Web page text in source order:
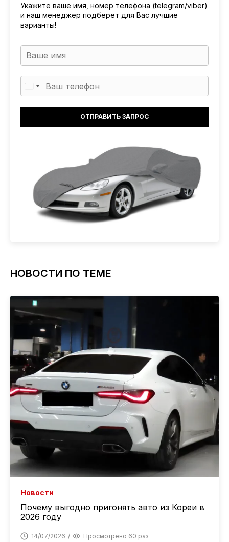
Укажите ваше имя, номер телефона (telegram/viber)
и наш менеджер подберет для Вас лучшие
варианты!
НОВОСТИ ПО ТЕМЕ
Новости
Почему выгодно пригонять авто из Кореи в
2026 году
14/07/2026 Просмотрено 60 раз